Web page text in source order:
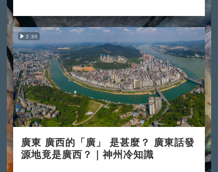
2:30
廣東 廣西的「廣」 是甚麼？ 廣東話發
源地竟是廣西？｜神州冷知識